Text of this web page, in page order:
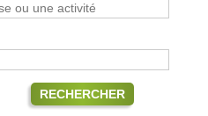
RECHERCHER